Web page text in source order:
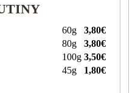
60g
3,80€
80g
3,80€
100g 3,50€
45g 1,80€